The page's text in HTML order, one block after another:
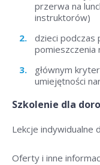
przerwa na
instruktorów)
dzieci podczas
głównym
umiejętności
Szkolenie dla
Lekcje indywidualne
Oferty i inne